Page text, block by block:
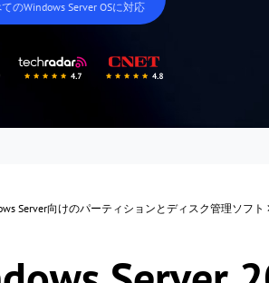
のWindows Server OSに対応
Server向けのパーティションとディスク管理ソフト